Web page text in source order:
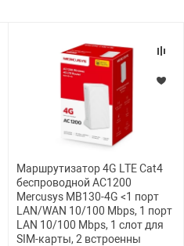
Маршрутизатор 4G LTE Cat4
беспроводной AC1200
Mercusys MB130-4G <1 порт
LAN/WAN 10/100 Mbps, 1 порт
LAN 10/100 Mbps, 1 слот для
SIM-карты, 2 встроенны